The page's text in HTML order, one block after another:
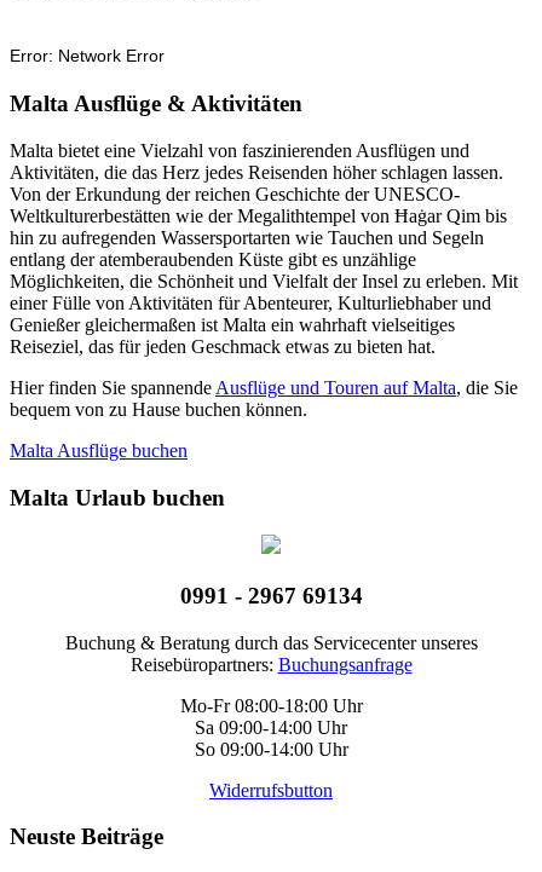
Malta Ausflüge & Aktivitäten
Malta bietet eine Vielzahl von faszinierenden Ausflügen und
Aktivitäten, die das Herz jedes Reisenden höher schlagen lassen.
Von der Erkundung der reichen Geschichte der UNESCO-
Weltkulturerbestätten wie der Megalithtempel von Ħaġar Qim bis
hin zu aufregenden Wassersportarten wie Tauchen und Segeln
entlang der atemberaubenden Küste gibt es unzählige
Möglichkeiten, die Schönheit und Vielfalt der Insel zu erleben. Mit
einer Fülle von Aktivitäten für Abenteurer, Kulturliebhaber und
Genießer gleichermaßen ist Malta ein wahrhaft vielseitiges
Reiseziel, das für jeden Geschmack etwas zu bieten hat.
Hier finden Sie spannende Ausflüge und Touren auf Malta, die Sie
bequem von zu Hause buchen können.
Malta Ausflüge buchen
Malta Urlaub buchen
0991 - 2967 69134
Buchung & Beratung durch das Servicecenter unseres
Reisebüropartners: Buchungsanfrage
Mo-Fr 08:00-18:00 Uhr
Sa 09:00-14:00 Uhr
So 09:00-14:00 Uhr
Widerrufsbutton
Neuste Beiträge